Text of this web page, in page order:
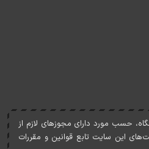
حسب مورد دارای مجوزهای لازم از
اين سايت تابع قوانين و مقررات